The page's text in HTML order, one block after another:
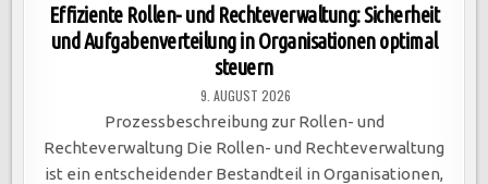
Effiziente Rollen- und Rechteverwaltung: Sicherheit
und Aufgabenverteilung in Organisationen optimal
steuern
9. AUGUST 2026
Prozessbeschreibung zur Rollen- und
Rechteverwaltung Die Rollen- und Rechteverwaltung
ist ein entscheidender Bestandteil in Organisationen,